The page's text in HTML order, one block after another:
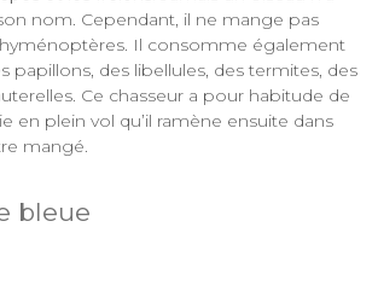
nom. Cependant, il ne mange pas
Il consomme également
papillons, des libellules, des termites, des
Ce chasseur a pour habitude de
en plein vol qu’il ramène ensuite dans
mangé.
bleue